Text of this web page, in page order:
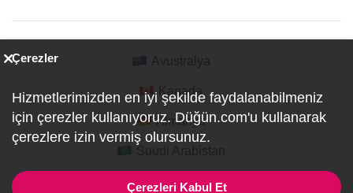
Kanada
Almanya
Çerezler
Hizmetlerimizden en iyi şekilde faydalanabilmeniz
için çerezler kullanıyoruz. Düğün.com'u kullanarak
çerezlere izin vermiş olursunuz.
Çerezleri Kabul Et